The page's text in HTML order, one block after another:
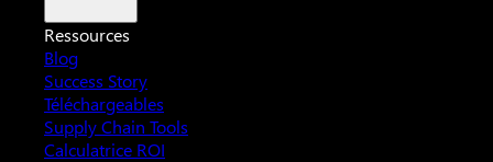
Ressources
Blog
Success Story
Téléchargeables
Supply Chain Tools
Calculatrice ROI